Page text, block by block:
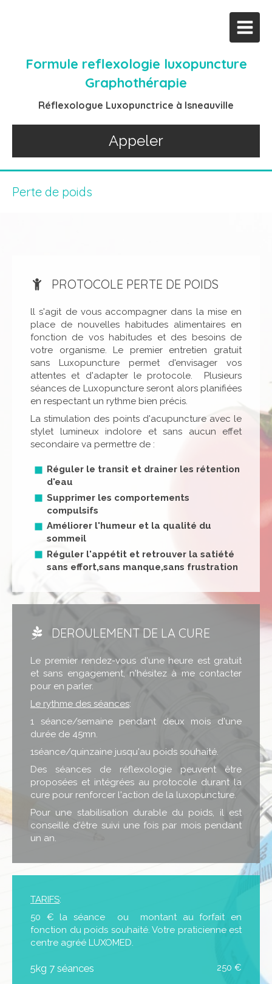
Formule reflexologie luxopuncture
Graphothérapie
Réflexologue Luxopunctrice à Isneauville
Appeler
Perte de poids
PROTOCOLE PERTE DE POIDS
ll s'agit de vous accompagner dans la mise en
place de nouvelles habitudes alimentaires en
fonction de vos habitudes et des besoins de
votre organisme. Le premier entretien gratuit
sans Luxopuncture permet d'envisager vos
attentes et d'adapter le protocole. Plusieurs
séances de Luxopuncture seront alors planifiées
en respectant un rythme bien précis.
La stimulation des points d'acupuncture avec le
stylet lumineux indolore et sans aucun effet
secondaire va permettre de :
Réguler le transit et drainer les rétention
d'eau
Supprimer les comportements
compulsifs
Améliorer l'humeur et la qualité du
sommeil
Réguler l'appétit et retrouver la satiété
sans effort,sans manque,sans frustration
DEROULEMENT DE LA CURE
Le premier rendez-vous d'une heure est gratuit
et sans engagement, n'hésitez à me contacter
pour en parler.
Le rythme des séances:
1 séance/semaine pendant deux mois d'une
durée de 45mn.
1séance/quinzaine jusqu'au poids souhaité.
Des séances de réflexologie peuvent être
proposées et intégrées au protocole durant la
cure pour renforcer l'action de la luxopuncture.
Pour une stabilisation durable du poids, il est
conseillé d'être suivi une fois par mois pendant
un an.
TARIFS:
50 € la séance ou montant au forfait en
fonction du poids souhaité. Votre praticienne est
centre agréé LUXOMED.
250 €
5kg 7 séances